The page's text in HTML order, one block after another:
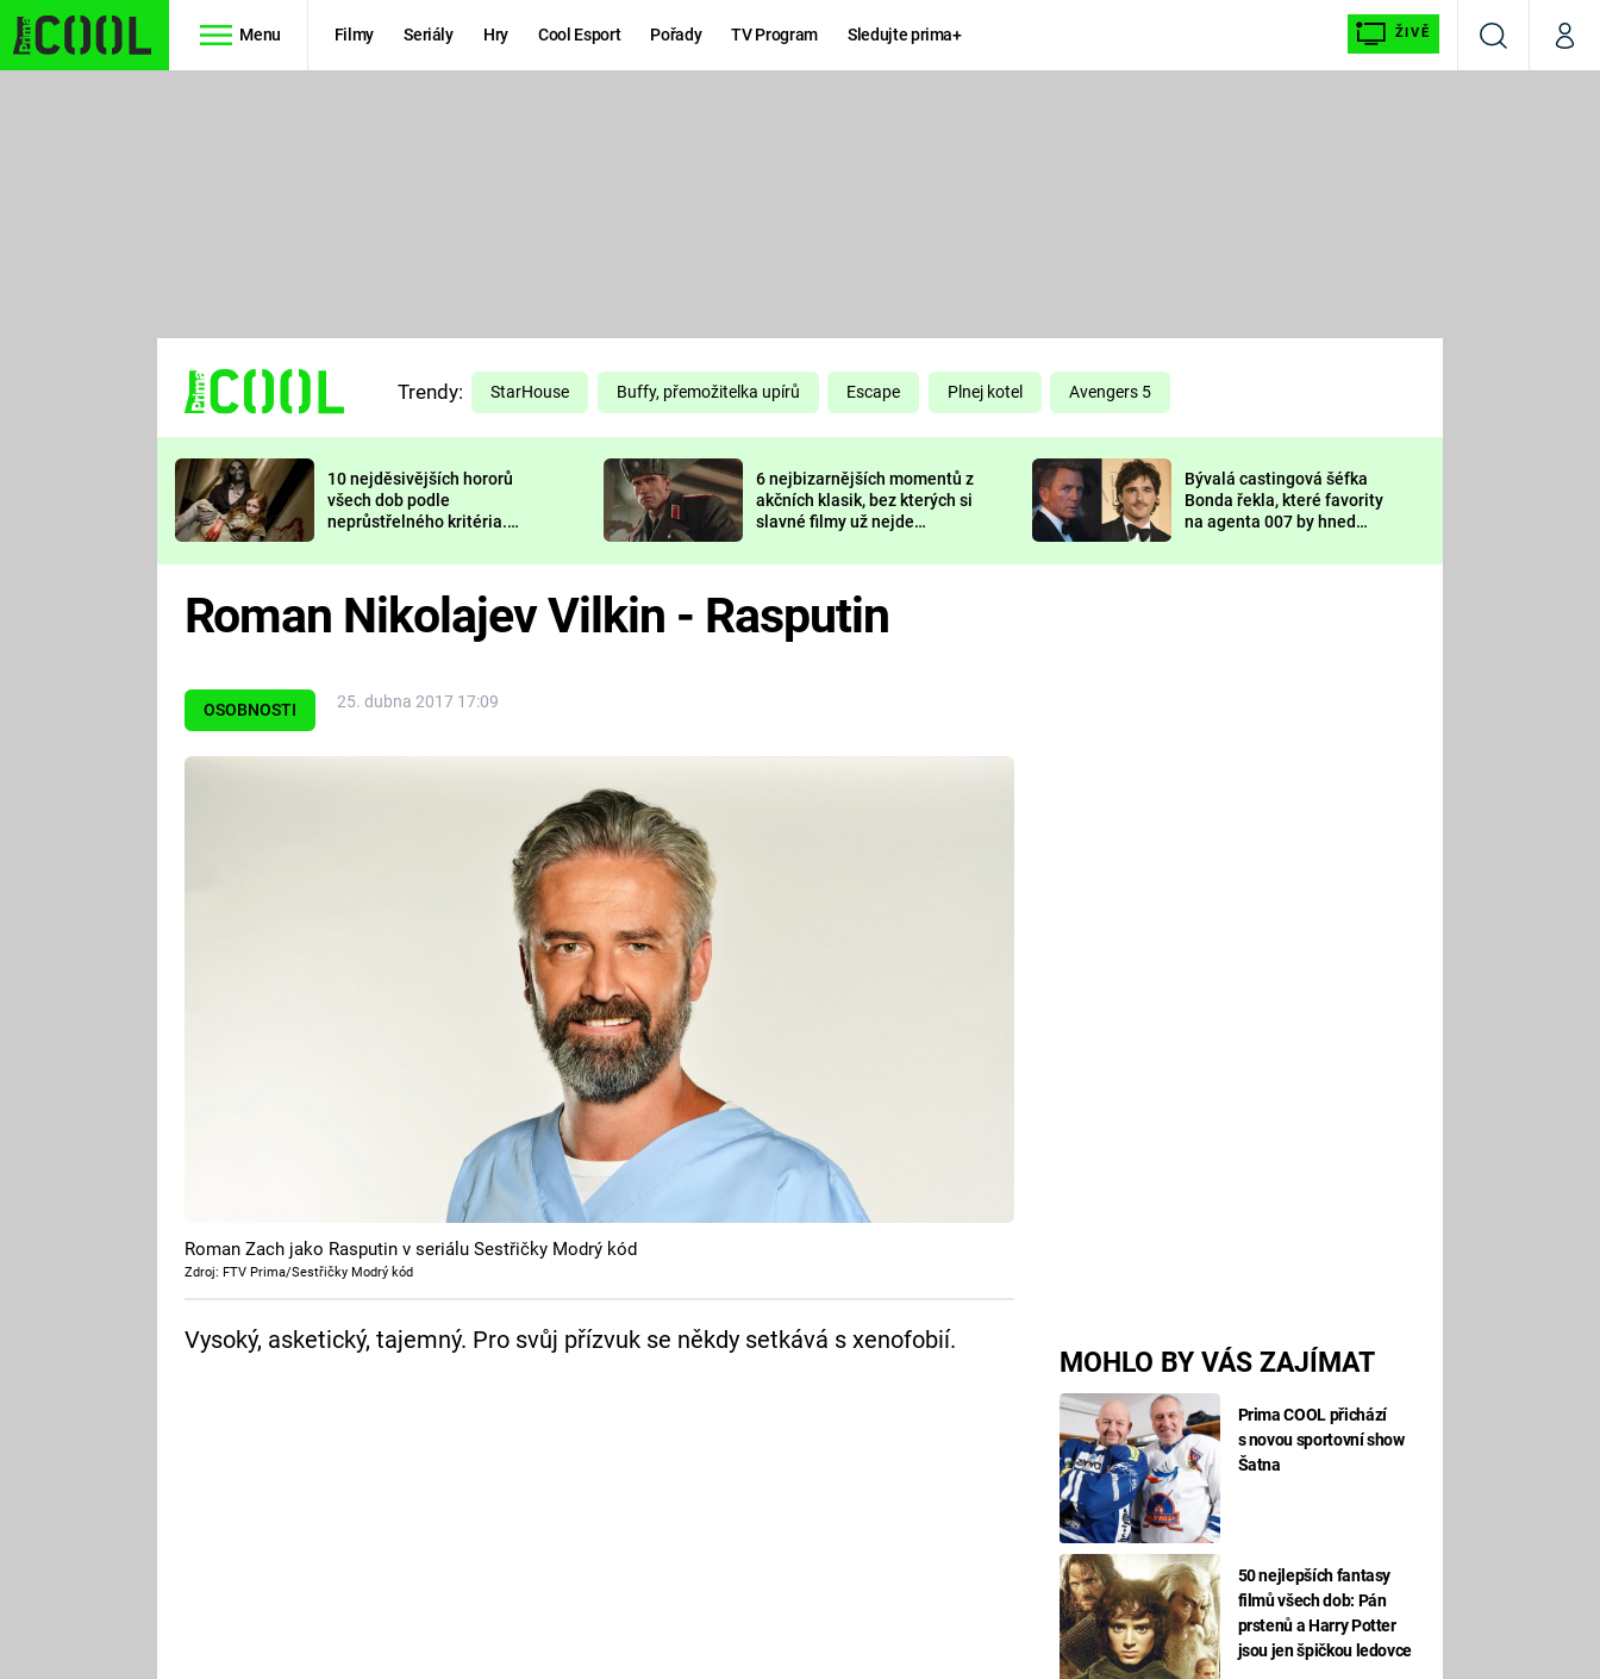
Menu Filmy Seriály Hry Cool Esport Pořady TV Program Sledujte prima+ ŽIVĚ
VyhledáváníMůj
TŘESKU
FUTURAMA
PREDÁTOR
DELIVERANCE
KOMEDIE
CHUCK
NORRIS
DEADPOOL
Prima LAJK
Sledujte nás
Trendy: StarHouse Buffy, přemožitelka upírů Escape Plnej kotel Avengers 5
10 nejděsivějších hororů
všech dob podle
neprůstřelného kritéria.
nejvíc zvednou tep?
6 nejbizarnějších momentů z
akčních klasik, bez kterých si
slavné filmy už nejde
Bývalá castingová šéfka
Bonda řekla, které favority
na agenta 007 by hned
OSOBNOSTI 25. dubna 2017 17:09
MOHLO BY VÁS ZAJÍMAT
Prima COOL přichází
s novou sportovní show
Šatna
50 nejlepších fantasy
filmů všech dob: Pán
prstenů a Harry Potter
jsou jen špičkou ledovce
Roman Nikolajev Vilkin - Rasputin
Roman Zach jako Rasputin v seriálu Sestřičky Modrý kód
Zdroj: FTV Prima/Sestřičky Modrý kód
Vysoký, asketický, tajemný. Pro svůj přízvuk se někdy setkává s xenofobií.